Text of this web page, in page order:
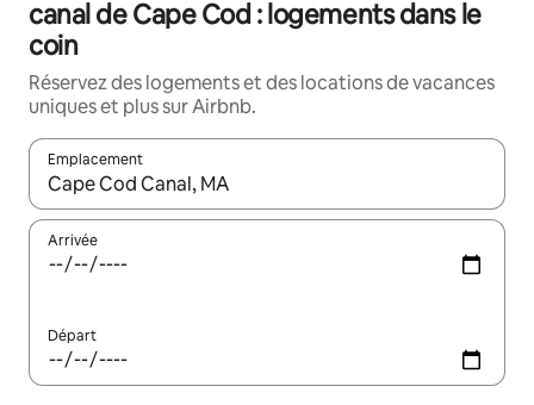
canal de Cape Cod : logements dans le
coin
Réservez des logements et des locations de vacances
uniques et plus sur Airbnb.
Emplacement
Quand les résultats sont affichés, parcourez-les en utilisant
Arrivée
Départ